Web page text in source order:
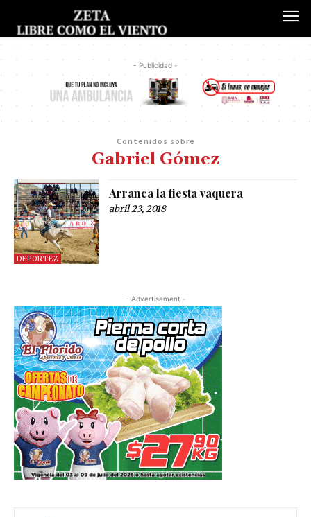
- Publicidad -
Contenidos sobre
Gabriel Gómez
DEPORTEZ
Arranca la fiesta vaquera
abril 23, 2018
- Advertisement -